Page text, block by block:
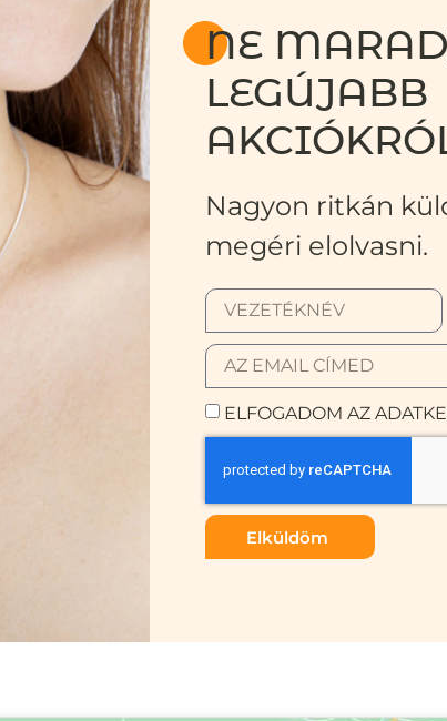
NE
LEGÚJABB
Nagyon ritkán
megéri elolvasni.
ELFOGADOM AZ
Elküldöm